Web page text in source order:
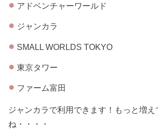
アドベンチャーワールド
ジャンカラ
SMALL WORLDS TOKYO
東京タワー
ファーム富田
ジャンカラで利用できます！もっと増え
ね・・・・